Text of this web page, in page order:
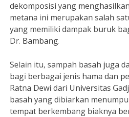
dekomposisi yang
metana ini merupakan salah
yang memiliki dampak buruk
Dr. Bambang.
Selain itu, sampah basah juga
bagi berbagai jenis hama dan
Ratna Dewi dari Universitas
basah yang dibiarkan
tempat berkembang biaknya